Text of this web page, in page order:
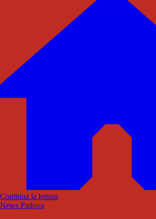
Continua la lettura
News Padova